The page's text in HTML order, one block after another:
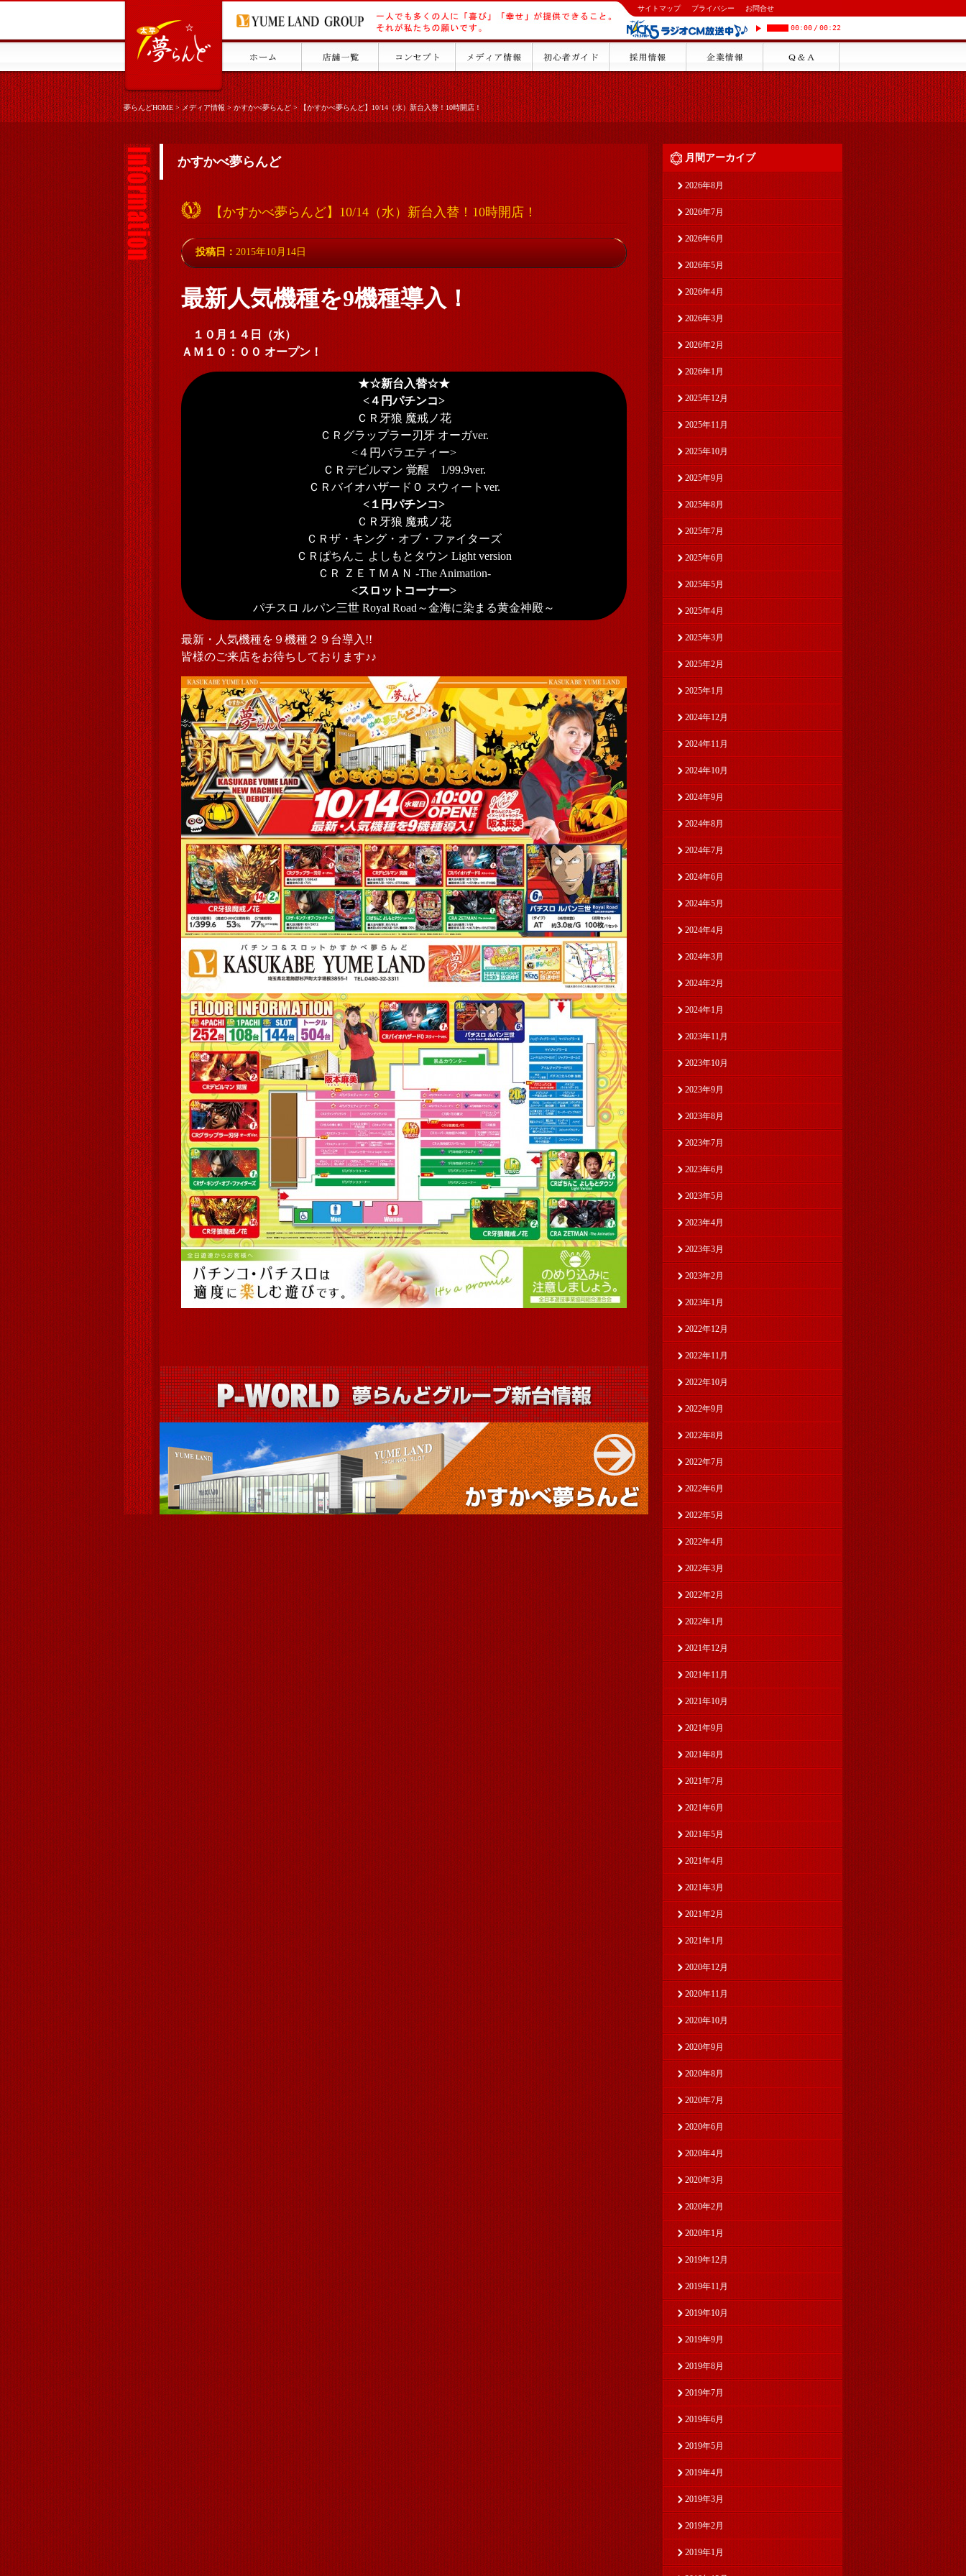
サイトマップ プライバシー お問合せ
00:00 / 00:22
夢らんどHOME>メディア情報>かすかべ夢らんど>【かすかべ夢らんど】10/14（水）新台入替！10時開店！
かすかべ夢らんど
【かすかべ夢らんど】10/14（水）新台入替！10時開店！
投稿日： 2015年10月14日
最新人気機種を9機種導入！
１０月１４日（水）
ＡＭ１０：００ オープン！
★☆新台入替☆★
<４円パチンコ>
ＣＲ牙狼 魔戒ノ花
ＣＲグラップラー刃牙 オーガver.
<４円バラエティー>
ＣＲデビルマン 覚醒 1/99.9ver.
ＣＲバイオハザード０ スウィートver.
<１円パチンコ>
ＣＲ牙狼 魔戒ノ花
ＣＲザ・キング・オブ・ファイターズ
ＣＲぱちんこ よしもとタウン Light version
ＣＲ ＺＥＴＭＡＮ -The Animation-
<スロットコーナー>
パチスロ ルパン三世 Royal Road～金海に染まる黄金神殿～
最新・人気機種を９機種２９台導入!!
皆様のご来店をお待ちしております♪♪
月間アーカイブ
2026年8月
2026年7月
2026年6月
2026年5月
2026年4月
2026年3月
2026年2月
2026年1月
2025年12月
2025年11月
2025年10月
2025年9月
2025年8月
2025年7月
2025年6月
2025年5月
2025年4月
2025年3月
2025年2月
2025年1月
2024年12月
2024年11月
2024年10月
2024年9月
2024年8月
2024年7月
2024年6月
2024年5月
2024年4月
2024年3月
2024年2月
2024年1月
2023年11月
2023年10月
2023年9月
2023年8月
2023年7月
2023年6月
2023年5月
2023年4月
2023年3月
2023年2月
2023年1月
2022年12月
2022年11月
2022年10月
2022年9月
2022年8月
2022年7月
2022年6月
2022年5月
2022年4月
2022年3月
2022年2月
2022年1月
2021年12月
2021年11月
2021年10月
2021年9月
2021年8月
2021年7月
2021年6月
2021年5月
2021年4月
2021年3月
2021年2月
2021年1月
2020年12月
2020年11月
2020年10月
2020年9月
2020年8月
2020年7月
2020年6月
2020年4月
2020年3月
2020年2月
2020年1月
2019年12月
2019年11月
2019年10月
2019年9月
2019年8月
2019年7月
2019年6月
2019年5月
2019年4月
2019年3月
2019年2月
2019年1月